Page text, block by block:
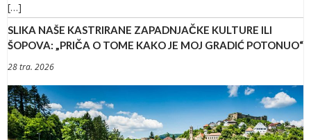
[…]
SLIKA NAŠE KASTRIRANE ZAPADNJAČKE KULTURE ILI
ŠOPOVA: „PRIČA O TOME KAKO JE MOJ GRADIĆ POTONUO“
28 tra. 2026